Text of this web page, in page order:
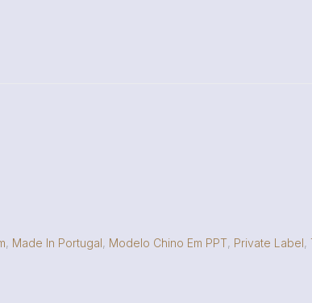
, Made In Portugal, Modelo Chino Em PPT, Private Label,